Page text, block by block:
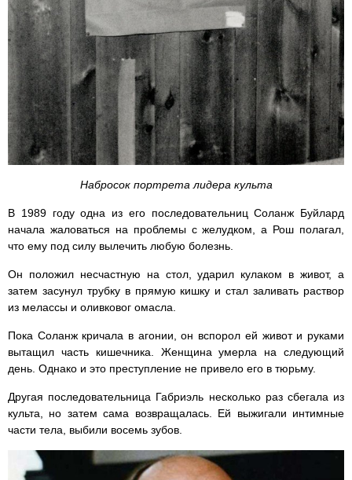
Набросок портрета лидера культа
В 1989 году одна из его последовательниц Соланж Буйлард
начала жаловаться на проблемы с желудком, а Рош полагал,
что ему под силу вылечить любую болезнь.
Он положил несчастную на стол, ударил кулаком в живот, а
затем засунул трубку в прямую кишку и стал заливать раствор
из мелассы и оливковог омасла.
Пока Соланж кричала в агонии, он вспорол ей живот и руками
вытащил часть кишечника. Женщина умерла на следующий
день. Однако и это преступление не привело его в тюрьму.
Другая последовательница Габриэль несколько раз сбегала из
культа, но затем сама возвращалась. Ей выжигали интимные
части тела, выбили восемь зубов.